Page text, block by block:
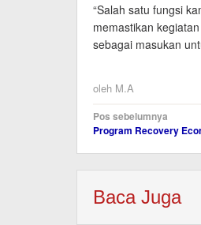
“Salah satu fungsi
memastikan
sebagai masukan
oleh M.A
Navigasi
pos
Pos sebelumnya
Program Recovery
Baca Juga